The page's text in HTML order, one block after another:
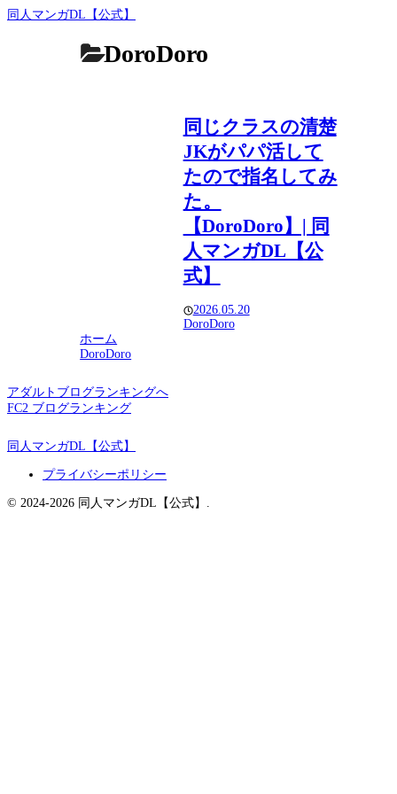
同人マンガDL【公式】
DoroDoro
同じクラスの清楚
JKがパパ活して
たので指名してみ
た。
【DoroDoro】| 同
人マンガDL【公
式】
2026.05.20
DoroDoro
ホーム
DoroDoro
アダルトブログランキングへ
FC2 ブログランキング
同人マンガDL【公式】
プライバシーポリシー
© 2024-2026 同人マンガDL【公式】.